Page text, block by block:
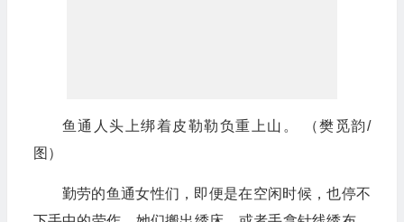
鱼通人头上绑着皮勒勒负重上山。 （樊觅韵/
图）
勤劳的鱼通女性们，即便是在空闲时候，也停不